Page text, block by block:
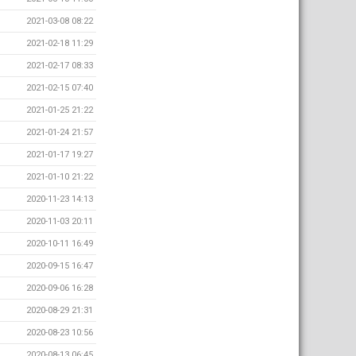
2021-03-08 08:22
2021-02-18 11:29
2021-02-17 08:33
2021-02-15 07:40
2021-01-25 21:22
2021-01-24 21:57
2021-01-17 19:27
2021-01-10 21:22
2020-11-23 14:13
2020-11-03 20:11
2020-10-11 16:49
2020-09-15 16:47
2020-09-06 16:28
2020-08-29 21:31
2020-08-23 10:56